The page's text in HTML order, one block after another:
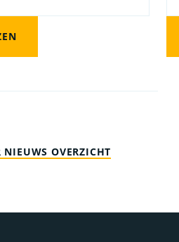
NIEUWS OVERZICHT